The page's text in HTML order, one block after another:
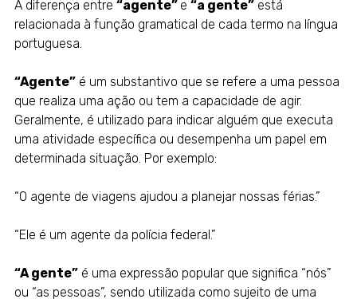
A diferença entre “agente” e “a gente”está
relacionada à função gramatical de cada termo na língua
portuguesa.
“Agente”é um substantivo que se refere a uma pessoa
que realiza uma ação ou tem a capacidade de agir.
Geralmente, é utilizado para indicar alguém que executa
uma atividade específica ou desempenha um papel em
determinada situação. Por exemplo:
“O agente de viagens ajudou a planejar nossas férias.”
“Ele é um agente da polícia federal.”
“A gente”é uma expressão popular que significa “nós”
ou “as pessoas”, sendo utilizada como sujeito de uma